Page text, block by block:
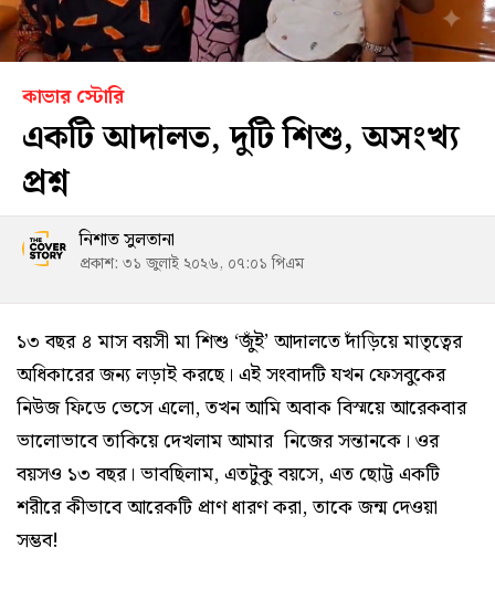
কাভার স্টোরি
একটি আদালত, দুটি শিশু, অসংখ্য
প্রশ্ন
নিশাত সুলতানা
প্রকাশ: ৩১ জুলাই ২০২৬, ০৭:০১ পিএম
১৩ বছর ৪ মাস বয়সী মা শিশু ‘জুঁই’ আদালতে দাঁড়িয়ে মাতৃত্বের
অধিকারের জন্য লড়াই করছে। এই সংবাদটি যখন ফেসবুকের
নিউজ ফিডে ভেসে এলো, তখন আমি অবাক বিস্ময়ে আরেকবার
ভালোভাবে তাকিয়ে দেখলাম আমার নিজের সন্তানকে। ওর
বয়সও ১৩ বছর। ভাবছিলাম, এতটুকু বয়সে, এত ছোট্ট একটি
শরীরে কীভাবে আরেকটি প্রাণ ধারণ করা, তাকে জন্ম দেওয়া
সম্ভব!